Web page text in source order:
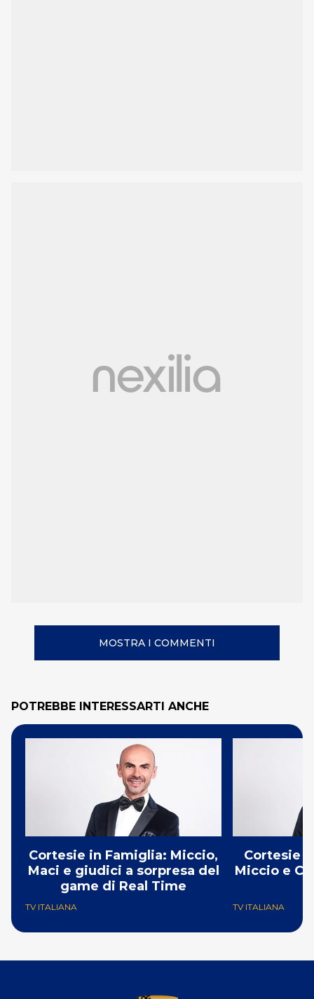
MOSTRA I COMMENTI
POTREBBE INTERESSARTI ANCHE
Cortesie in Famiglia: Miccio,
Maci e giudici a sorpresa del
game di Real Time
TV ITALIANA
Cortesie
Miccio e
TV ITALIANA